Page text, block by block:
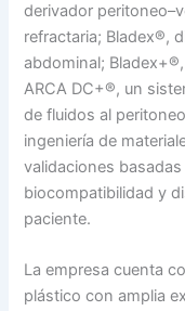
derivador
refractaria; Bladex®,
abdominal;
ARCA DC+®, un
de fluidos al
ingeniería de
validaciones
biocompatibilidad y
paciente.
La empresa cuenta
plástico con amplia